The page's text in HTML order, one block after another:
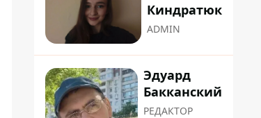
Киндратюк
ADMIN
Эдуард
Бакканский
РЕДАКТОР